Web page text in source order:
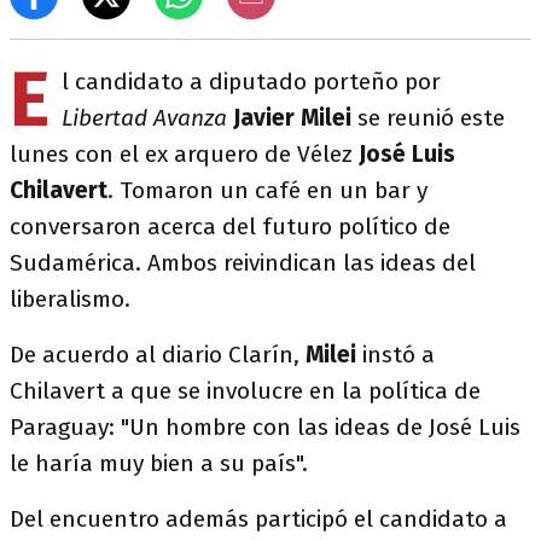
E
l candidato a diputado porteño por
Libertad Avanza Javier Milei se reunió este
lunes con el ex arquero de Vélez José Luis
Chilavert. Tomaron un café en un bar y
conversaron acerca del futuro político de
Sudamérica. Ambos reivindican las ideas del
liberalismo.
De acuerdo al diario Clarín, Milei instó a
Chilavert a que se involucre en la política de
Paraguay: "Un hombre con las ideas de José Luis
le haría muy bien a su país".
Del encuentro además participó el candidato a